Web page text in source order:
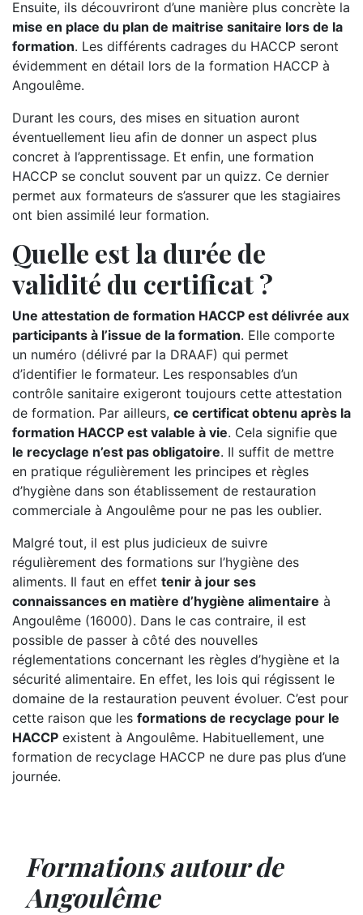
Ensuite, ils découvriront d’une manière plus concrète la
mise en place du plan de maitrise sanitaire lors de la
formation. Les différents cadrages du HACCP seront
évidemment en détail lors de la formation HACCP à
Angoulême.
Durant les cours, des mises en situation auront
éventuellement lieu afin de donner un aspect plus
concret à l’apprentissage. Et enfin, une formation
HACCP se conclut souvent par un quizz. Ce dernier
permet aux formateurs de s’assurer que les stagiaires
ont bien assimilé leur formation.
Quelle est la durée de
validité du certificat ?
Une attestation de formation HACCP est délivrée aux
participants à l’issue de la formation. Elle comporte
un numéro (délivré par la DRAAF) qui permet
d’identifier le formateur. Les responsables d’un
contrôle sanitaire exigeront toujours cette attestation
de formation. Par ailleurs, ce certificat obtenu après la
formation HACCP est valable à vie. Cela signifie que
le recyclage n’est pas obligatoire. Il suffit de mettre
en pratique régulièrement les principes et règles
d’hygiène dans son établissement de restauration
commerciale à Angoulême pour ne pas les oublier.
Malgré tout, il est plus judicieux de suivre
régulièrement des formations sur l’hygiène des
aliments. Il faut en effet tenir à jour ses
connaissances en matière d’hygiène alimentaire à
Angoulême (16000). Dans le cas contraire, il est
possible de passer à côté des nouvelles
réglementations concernant les règles d’hygiène et la
sécurité alimentaire. En effet, les lois qui régissent le
domaine de la restauration peuvent évoluer. C’est pour
cette raison que les formations de recyclage pour le
HACCP existent à Angoulême. Habituellement, une
formation de recyclage HACCP ne dure pas plus d’une
journée.
Formations autour de
Angoulême